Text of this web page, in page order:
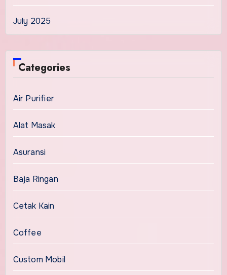
July 2025
Categories
Air Purifier
Alat Masak
Asuransi
Baja Ringan
Cetak Kain
Coffee
Custom Mobil